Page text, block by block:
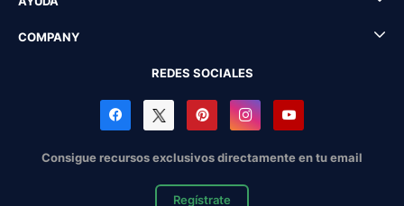
COMPANY
REDES SOCIALES
Consigue recursos exclusivos directamente en tu email
Regístrate